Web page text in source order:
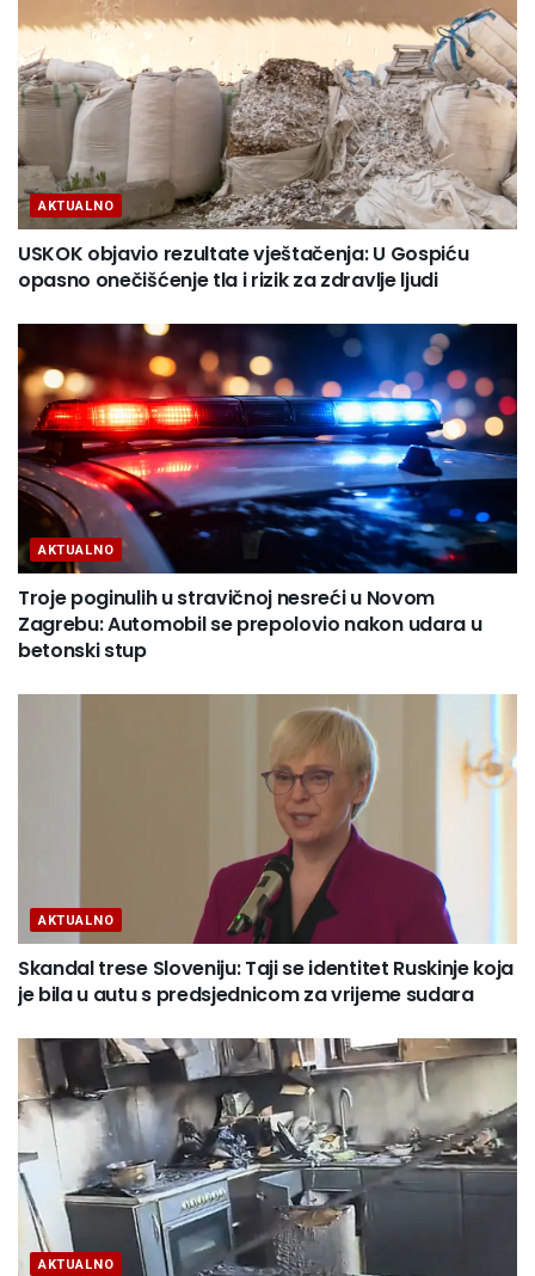
AKTUALNO
USKOK objavio rezultate vještačenja: U Gospiću
opasno onečišćenje tla i rizik za zdravlje ljudi
AKTUALNO
Troje poginulih u stravičnoj nesreći u Novom
Zagrebu: Automobil se prepolovio nakon udara u
betonski stup
AKTUALNO
Skandal trese Sloveniju: Taji se identitet Ruskinje koja
je bila u autu s predsjednicom za vrijeme sudara
AKTUALNO